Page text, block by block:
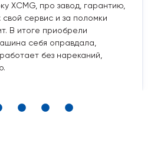
XCMG, про завод, гарантию,
свой сервис и за поломки
В итоге приобрели
себя оправдала,
без нареканий,